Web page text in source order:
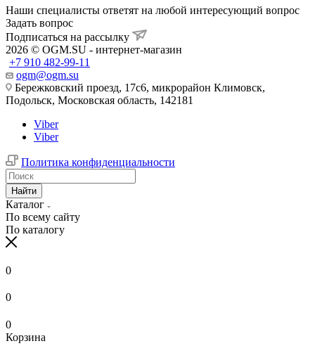
Наши специалисты ответят на любой интересующий вопрос
Задать вопрос
Подписаться на рассылку
2026 © OGM.SU - интернет-магазин
+7 910 482-99-11
ogm@ogm.su
Бережковский проезд, 17с6, микрорайон Климовск,
Подольск, Московская область, 142181
Viber
Viber
Политика конфиденциальности
Найти
Каталог
По всему сайту
По каталогу
0
0
0
Корзина